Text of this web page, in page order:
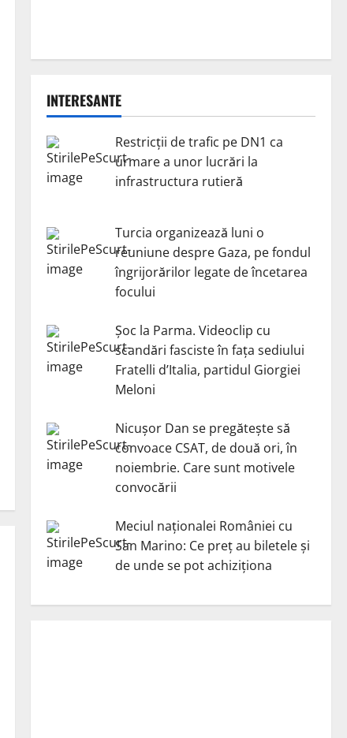
INTERESANTE
Restricții de trafic pe DN1 ca
urmare a unor lucrări la
infrastructura rutieră
Turcia organizează luni o
reuniune despre Gaza, pe fondul
îngrijorărilor legate de încetarea
focului
Șoc la Parma. Videoclip cu
scandări fasciste în fața sediului
Fratelli d’Italia, partidul Giorgiei
Meloni
Nicuşor Dan se pregăteşte să
convoace CSAT, de două ori, în
noiembrie. Care sunt motivele
convocării
Meciul naționalei României cu
San Marino: Ce preț au biletele și
de unde se pot achiziționa